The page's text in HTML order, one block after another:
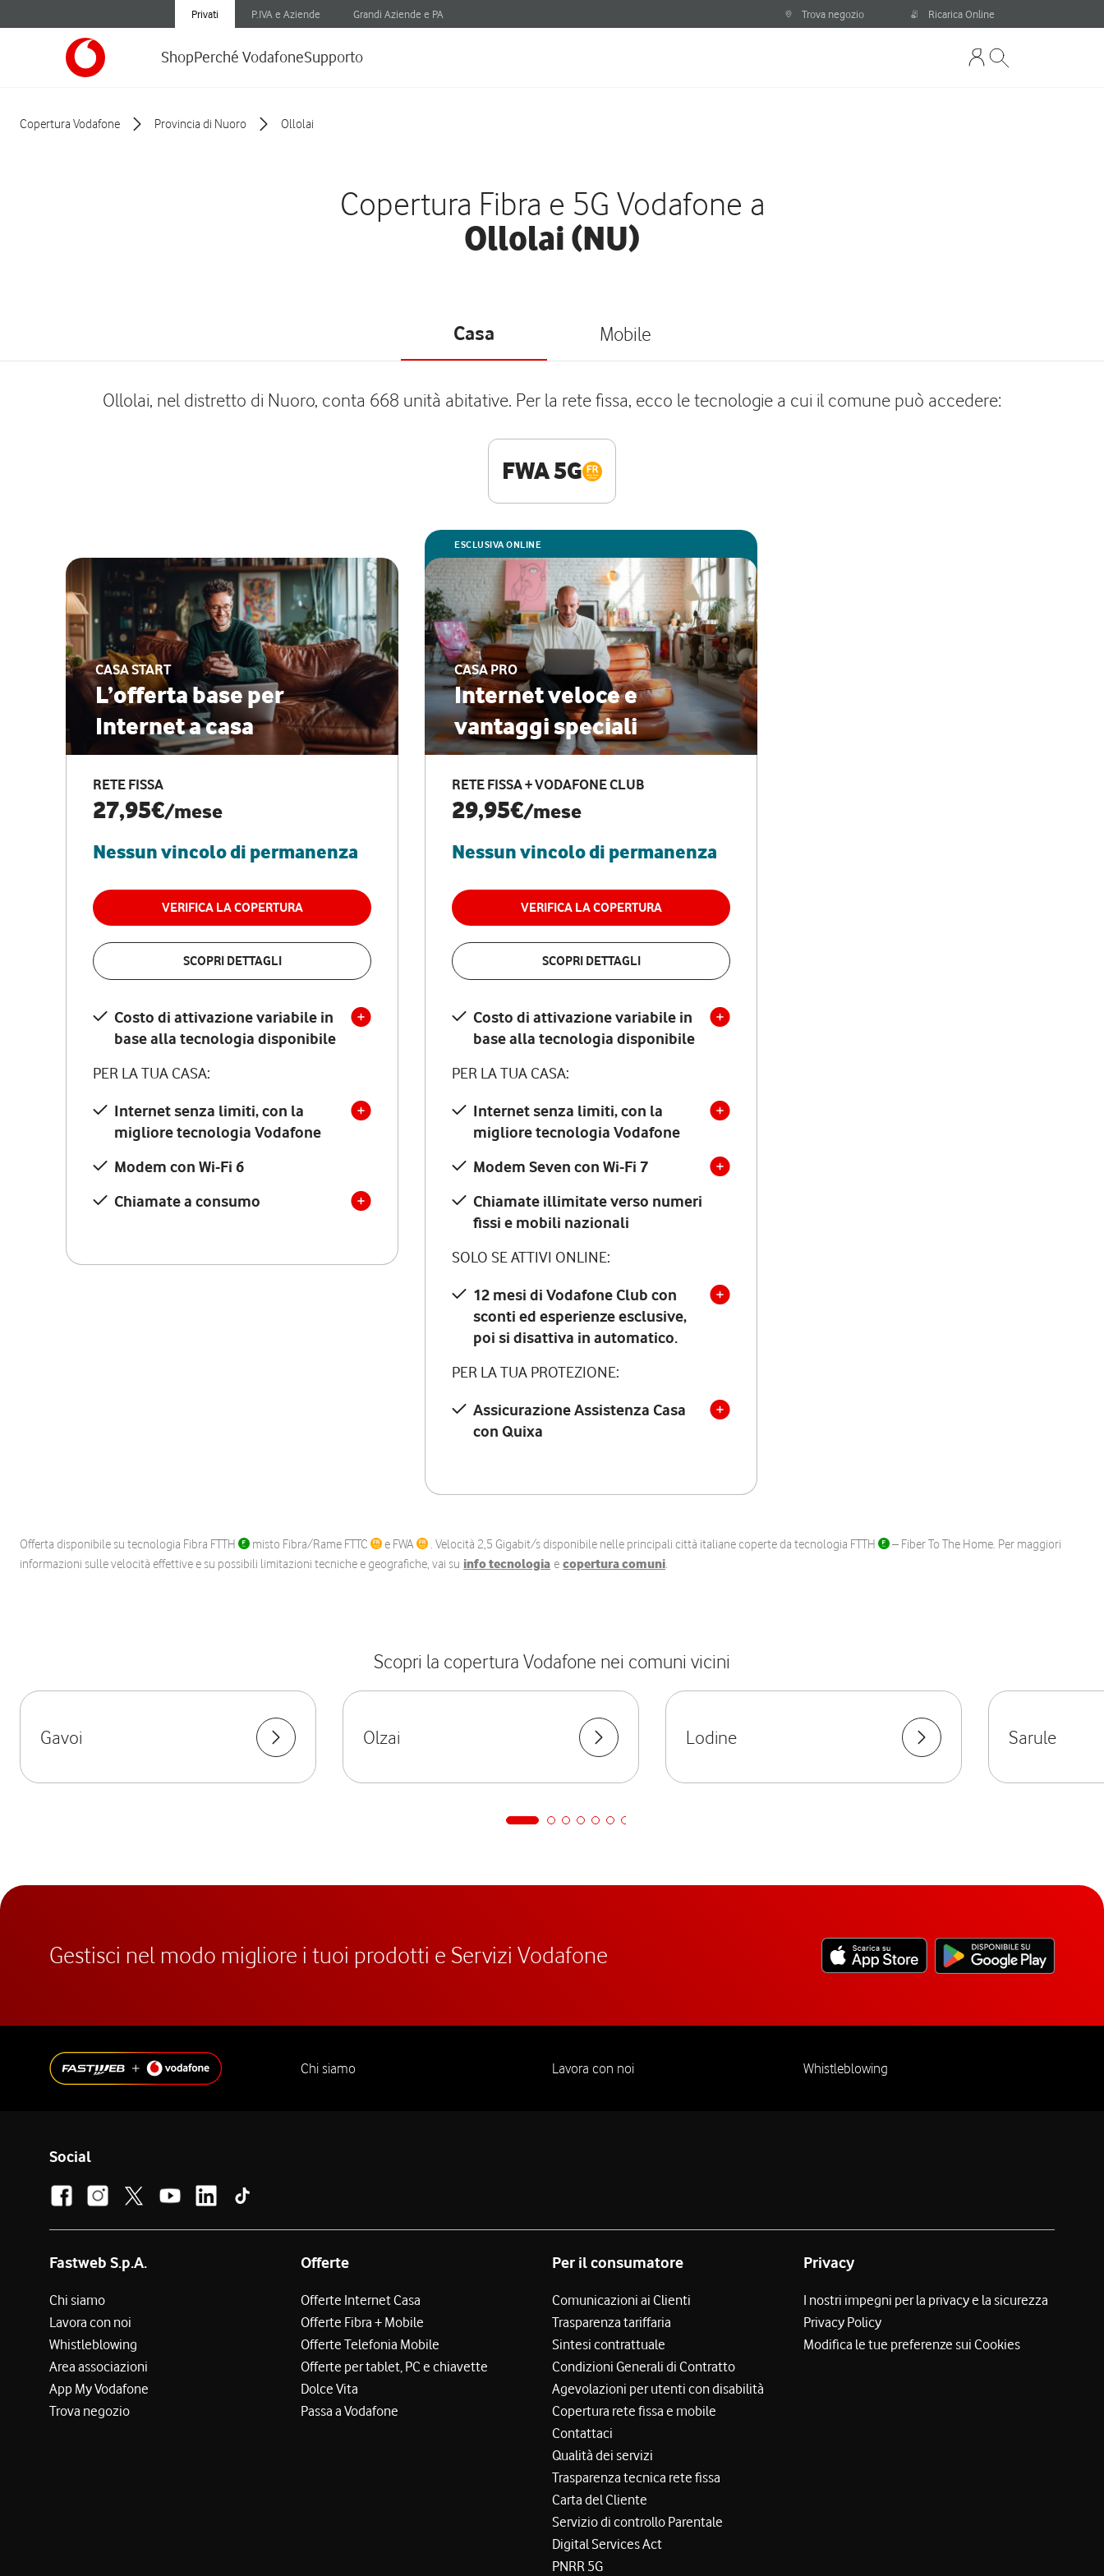
Privati P.IVA e Aziende Grandi Aziende e PA Trova negozio Ricarica Online
ShopPerché VodafoneSupporto
Copertura Vodafone Provincia di Nuoro Ollolai
Copertura Fibra e 5G Vodafone a
Ollolai (NU)
Casa Mobile
Ollolai, nel distretto di Nuoro, conta 668 unità abitative. Per la rete fissa, ecco le tecnologie a cui il comune può accedere:
FWA 5G
CASA START
L’offerta base per
Internet a casa
RETE FISSA
27,95€/mese
Nessun vincolo di permanenza
VERIFICA LA COPERTURA
SCOPRI DETTAGLI
Costo di attivazione variabile in
base alla tecnologia disponibile
PER LA TUA CASA:
Internet senza limiti, con la
migliore tecnologia Vodafone
Modem con Wi-Fi 6
Chiamate a consumo
ESCLUSIVA ONLINE
CASA PRO
Internet veloce e
vantaggi speciali
RETE FISSA + VODAFONE CLUB
29,95€/mese
Nessun vincolo di permanenza
VERIFICA LA COPERTURA
SCOPRI DETTAGLI
Costo di attivazione variabile in
base alla tecnologia disponibile
PER LA TUA CASA:
Internet senza limiti, con la
migliore tecnologia Vodafone
Modem Seven con Wi-Fi 7
Chiamate illimitate verso numeri
fissi e mobili nazionali
SOLO SE ATTIVI ONLINE:
12 mesi di Vodafone Club con
sconti ed esperienze esclusive,
poi si disattiva in automatico.
PER LA TUA PROTEZIONE:
Assicurazione Assistenza Casa
con Quixa
Offerta disponibile su tecnologia Fibra FTTH misto Fibra/Rame FTTC e FWA . Velocità 2,5 Gigabit/s disponibile nelle principali città italiane coperte da tecnologia FTTH
– Fiber To The Home. Per maggiori
informazioni sulle velocità effettive e su possibili limitazioni tecniche e geografiche, vai su info tecnologia e copertura comuni.
Scopri la copertura Vodafone nei comuni vicini
Gavoi Olzai Lodine Sarule
Gestisci nel modo migliore i tuoi prodotti e Servizi Vodafone
Chi siamo Lavora con noi Whistleblowing
Social
Fastweb S.p.A.
Chi siamo
Lavora con noi
Whistleblowing
Area associazioni
App My Vodafone
Trova negozio
Offerte
Offerte Internet Casa
Offerte Fibra + Mobile
Offerte Telefonia Mobile
Offerte per tablet, PC e chiavette
Dolce Vita
Passa a Vodafone
Per il consumatore
Comunicazioni ai Clienti
Trasparenza tariffaria
Sintesi contrattuale
Condizioni Generali di Contratto
Agevolazioni per utenti con disabilità
Copertura rete fissa e mobile
Contattaci
Qualità dei servizi
Trasparenza tecnica rete fissa
Carta del Cliente
Servizio di controllo Parentale
Digital Services Act
PNRR 5G
Privacy
I nostri impegni per la privacy e la sicurezza
Privacy Policy
Modifica le tue preferenze sui Cookies